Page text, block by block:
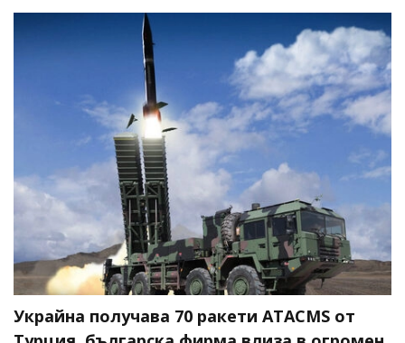
Украйна получава 70 ракети ATACMS от